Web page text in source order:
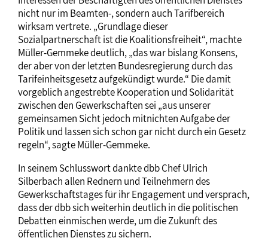
nicht nur im Beamten-, sondern auch Tarifbereich
wirksam vertrete. „Grundlage dieser
Sozialpartnerschaft ist die Koalitionsfreiheit“, machte
Müller-Gemmeke deutlich, „das war bislang Konsens,
der aber von der letzten Bundesregierung durch das
Tarifeinheitsgesetz aufgekündigt wurde.“ Die damit
vorgeblich angestrebte Kooperation und Solidarität
zwischen den Gewerkschaften sei „aus unserer
gemeinsamen Sicht jedoch mitnichten Aufgabe der
Politik und lassen sich schon gar nicht durch ein Gesetz
regeln“, sagte Müller-Gemmeke.
In seinem Schlusswort dankte dbb Chef Ulrich
Silberbach allen Rednern und Teilnehmern des
Gewerkschaftstages für ihr Engagement und versprach,
dass der dbb sich weiterhin deutlich in die politischen
Debatten einmischen werde, um die Zukunft des
öffentlichen Dienstes zu sichern.